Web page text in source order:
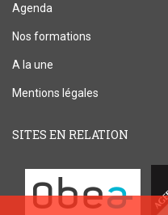
Agenda
Nos formations
A la une
Mentions légales
SITES EN RELATION